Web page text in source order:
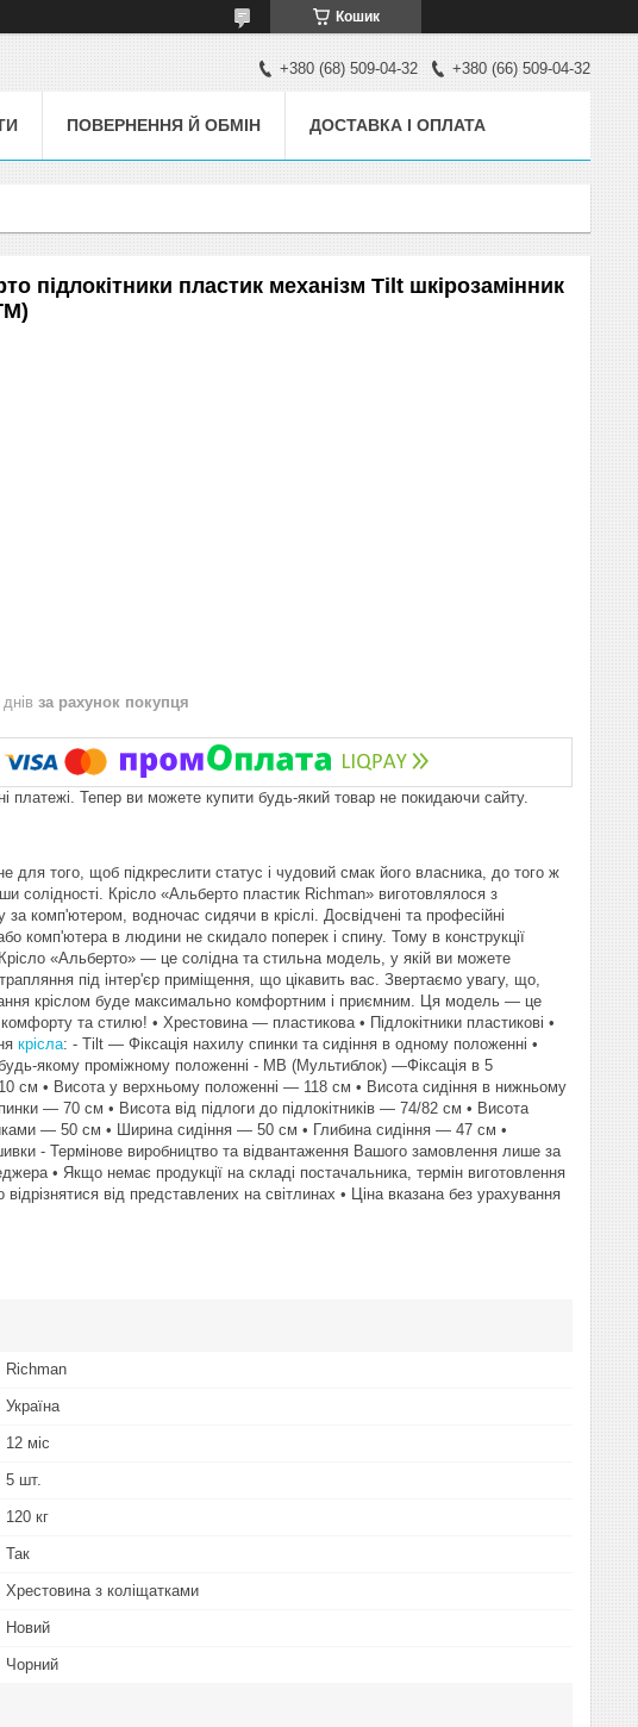
Кошик
+380 (68) 509-04-32 +380 (66) 509-04-32
ПОВЕРНЕННЯ Й ОБМІН ДОСТАВКА І ОПЛАТА
підлокітники пластик механізм Tilt шкірозамінник
за рахунок покупця
платежі. Тепер ви можете купити будь-який товар не покидаючи сайту.
для того, щоб підкреслити статус і чудовий смак його власника, до того ж
солідності. Крісло «Альберто пластик Richman» виготовлялося з
комп'ютером, водночас сидячи в кріслі. Досвідчені та професійні
комп'ютера в людини не скидало поперек і спину. Тому в конструкції
Крісло «Альберто» — це солідна та стильна модель, у якій ви можете
під інтер'єр приміщення, що цікавить вас. Звертаємо увагу, що,
кріслом буде максимально комфортним і приємним. Ця модель — це
та стилю! • Хрестовина — пластикова • Підлокітники пластикові •
крісла: - Tilt — Фіксація нахилу спинки та сидіння в одному положенні •
будь-якому проміжному положенні - МВ (Мультиблок) —Фіксація в 5
см • Висота у верхньому положенні — 118 см • Висота сидіння в нижньому
— 70 см • Висота від підлоги до підлокітників — 74/82 см • Висота
— 50 см • Ширина сидіння — 50 см • Глибина сидіння — 47 см •
- Термінове виробництво та відвантаження Вашого замовлення лише за
• Якщо немає продукції на складі постачальника, термін виготовлення
від представлених на світлинах • Ціна вказана без урахування
Richman
Україна
12 міс
5 шт.
120 кг
Так
Хрестовина з коліщатками
Новий
Чорний